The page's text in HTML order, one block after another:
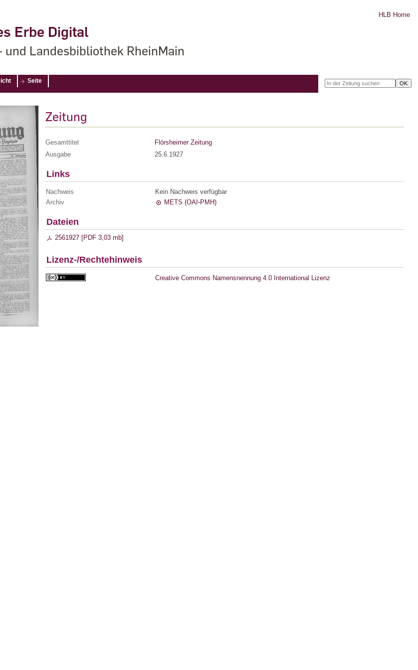
Erbe Digital
und Landesbibliothek RheinMain
HLB Home
Seite
Zeitung
Gesamttitel
Flörsheimer Zeitung
Ausgabe
25.6.1927
Links
Nachweis
Kein Nachweis verfügbar
Archiv
METS (OAI-PMH)
Dateien
2561927 [PDF 3,03 mb]
Lizenz-/Rechtehinweis
Creative Commons Namensnennung 4.0 International Lizenz